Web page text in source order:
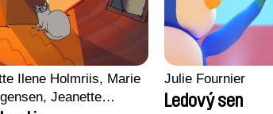
Ilene Holmriis, Marie
Jeanette
Julie Fournier
Ledový sen